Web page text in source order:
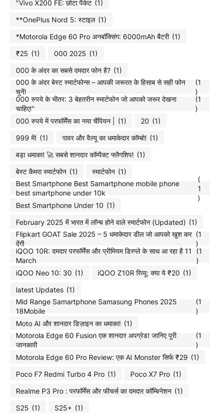
"Vivo X200 FE: छोटा पैकेट (1)
**OnePlus Nord 5: स्टाइल (1)
*Motorola Edge 60 Pro अनबॉक्सिंग: 6000mAh बैटरी (1)
₹25 (1) 000 2025 (1)
000 के अंदर का सबसे दमदार फोन है? (1)
000 के अंदर बेस्ट स्मार्टफोन्स – आपकी जरूरत के हिसाब से सही फोन
चुनें!
(1
)
000 रुपये के भीतर: 3 बेहतरीन स्मार्टफोन जो आपको जरूर देखना
चाहिए!"
(1
)
000 रुपये में परफॉर्मेंस का नया चैंपियन |
(1) 20 (1)
999 में! (1) पावर और वैल्यू का धमाकेदार कॉम्बो! (1)
बड़ा धमाका! 🚀 सबसे शानदार कॉम्पैक्ट फ्लैगशिप! (1)
बेस्ट कैमरा स्मार्टफोन (1) स्मार्टफोन (1)
Best Smartphone Best Samartphone mobile phone
best smartphone under 10k
(
1
)
Best Smartphone Under 10 (1)
February 2025 में भारत में लॉन्च होने वाले स्मार्टफोन (Updated) (1)
Flipkart GOAT Sale 2025 – 5 धमाकेदार डील जो आपको खुश कर
देंगी
(1
)
iQOO 10R: दमदार परफॉर्मेंस और प्रीमियम डिस्प्ले के साथ आ रहा है 11
March
(1
)
iQOO Neo 10: 30 (1) iQOO Z10R रिव्यू: क्या ये ₹20 (1)
latest Updates (1)
Mid Range Samartphone Samasung Phones 2025
18Mobile
(1
)
Moto AI और शानदार डिज़ाइन का धमाका! (1)
Motorola Edge 60 Fusion एक शानदार अपग्रेड! जानिए पूरी
जानकारी
(1
)
Motorola Edge 60 Pro Review: एक AI Monster सिर्फ ₹29 (1)
Poco F7 Redmi Turbo 4 Pro (1) Poco X7 Pro (1)
Realme P3 Pro : परफॉर्मेंस और फीचर्स का दमदार कॉम्बिनेशन (1)
S25 (1) S25+ (1)